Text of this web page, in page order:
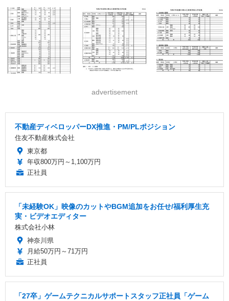
advertisement
不動産ディベロッパーDX推進・PM/PLポジション
住友不動産株式会社
東京都
年収800万円～1,100万円
正社員
「未経験OK」映像のカットやBGM追加をお任せ/福利厚生充
実・ビデオエディター
株式会社小林
神奈川県
月給50万円～71万円
正社員
「27卒」ゲームテクニカルサポートスタッフ正社員「ゲーム